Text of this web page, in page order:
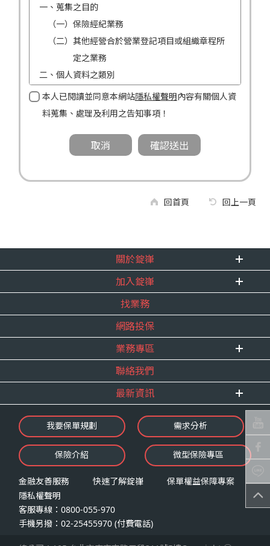
一、蒐集之目的
（一）保險經紀業務
（二）其他經營合於營業登記項目或組織章程所
定之業務
二、個人資料之類別
（一）姓名
（二）性別
三、個人資料利用之期間、地區、對象及方式
（一）期間：蒐集之目的存續期間及依法令規定
（四）方式：自動化機器或其他非自動化之方
四、當事人依個資法第三條規定得行使之權利及方
（一）當事人得行使之權利
台端就錠嵂公司向 台端所蒐集之個人資
料，得向錠嵂公司行使下列權利，除法令
另有規定或履行契約所必要外，錠嵂公司
查詢或請求閱覽。
請求製給複製本。
請求補充或更正。
請求停止蒐集、處理或利用。
請求刪除。
（二）當事人行使權利之方式
台端如欲行使上述權利時，得以書面方式
向錠嵂公司申請，申請書面送達地址：台
本人已閱讀並同意本網站隱私權聲明內容有關個人資
料蒐集、處理及利用之告知事項！
回首頁 回上一頁
關於錠嵂
企業資訊
重要事跡
得獎紀錄
服務宣言
合作夥伴
加入錠嵂
內勤招聘
精英招募
年度增員計畫
找業務
網路投保
業務專區
E 線資源網
聯絡我們
最新資訊
最新消息
錠嵂焦點
影音頻道
業務資源分享
我要保單規劃 需求分析
保險介紹 微型保險專區
金融友善服務 快速了解錠嵂
保單權益保障專案
隱私權聲明
客服專線：0800-055-970
手機另撥：02-25455970 (付費電話)